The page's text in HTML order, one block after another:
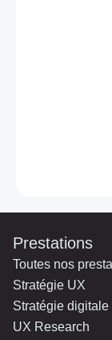
Prestations
Toutes nos
Stratégie UX
Stratégie digitale
UX Research